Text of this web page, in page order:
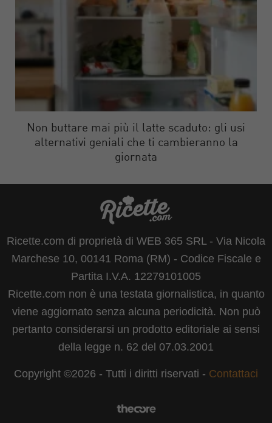
Non buttare mai più il latte scaduto: gli usi
alternativi geniali che ti cambieranno la
giornata
Ricette.com di proprietà di WEB 365 SRL - Via Nicola
Marchese 10, 00141 Roma (RM) - Codice Fiscale e
Partita I.V.A. 12279101005
Ricette.com non è una testata giornalistica, in quanto
viene aggiornato senza alcuna periodicità. Non può
pertanto considerarsi un prodotto editoriale ai sensi
della legge n. 62 del 07.03.2001
Copyright ©2026 - Tutti i diritti riservati - Contattaci